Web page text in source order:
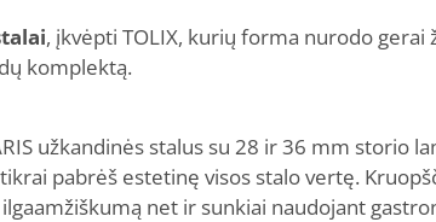
, įkvėpti TOLIX, kurių forma nurodo gerai
komplektą.
užkandinės stalus su 28 ir 36 mm storio
pabrėš estetinę visos stalo vertę.
net ir sunkiai naudojant